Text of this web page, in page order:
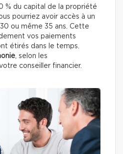
% du capital de la propriété
pourriez avoir accès à un
ou même 35 ans. Cette
vos paiements
étirés dans le temps.
, selon les
conseiller financier.